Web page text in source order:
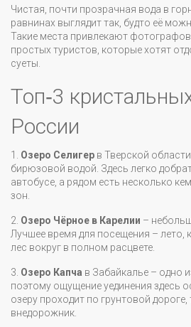
Чистая, почти прозрачная вода в
равнинах выглядит так, будто её
Такие места привлекают
простых туристов, которые хотят
суеты.
Топ‑3
России
1. Озеро Селигер в Тверской
бирюзовой водой. Здесь легко
автобусе, а рядом есть несколько
зон.
2. Озеро Чёрное в Карелии –
Лучшее время для посещения – лето,
лес вокруг в полном расцвете.
3. Озеро Капча в Забайкалье – одно
поэтому ощущение уединения здесь
озеру проходит по грунтовой
внедорожник.